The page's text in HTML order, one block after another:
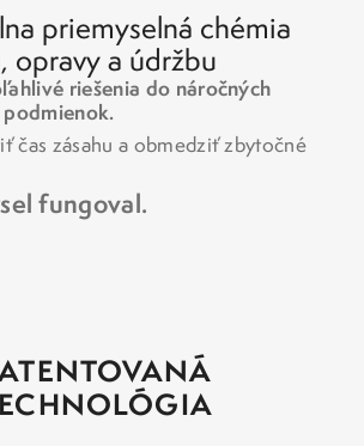
priemyselná chémia
opravy a údržbu
riešenia do náročných
čas zásahu a obmedziť zbytočné
fungoval.